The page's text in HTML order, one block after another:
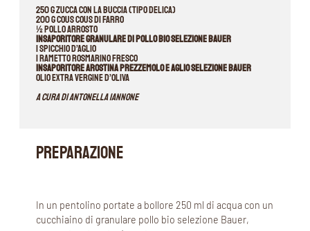
250 g zucca con la buccia (tipo delica)
200 g cous cous di farro
½ pollo arrosto
Insaporitore granulare di pollo bio selezione Bauer
1 spicchio d’aglio
1 rametto rosmarino fresco
Insaporitore arostina prezzemolo e aglio selezione Bauer
Olio extra vergine d’oliva
A cura di Antonella Iannone
PREPARAZIONE
In un pentolino portate a bollore 250 ml di acqua con un
cucchiaino di granulare pollo bio selezione Bauer,